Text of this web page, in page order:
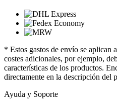
* Estos gastos de envío se aplican
costes adicionales, por ejemplo,
características de los productos.
directamente en la descripción del
Ayuda y Soporte